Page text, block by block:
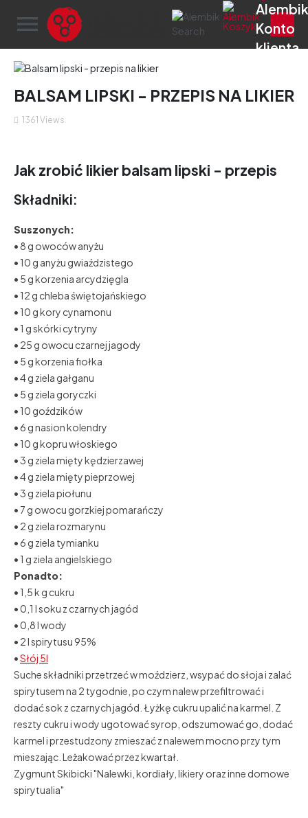
menu
BALSAM LIPSKI - PRZEPIS NA LIKIER
1361 Views
Jak zrobić likier balsam lipski - przepis
Składniki:
Suszonych:
• 8 g owoców anyżu
• 10 g anyżu gwiaździstego
• 5 g korzenia arcydzięgla
• 12 g chleba świętojańskiego
• 10 g kory cynamonu
• 1 g skórki cytryny
• 25 g owocu czarnej jagody
• 5 g korzenia fiołka
• 4 g ziela gałganu
• 5 g ziela goryczki
• 10 goździków
• 6 g nasion kolendry
• 10 g kopru włoskiego
• 3 g ziela mięty kędzierzawej
• 4 g ziela mięty pieprzowej
• 3 g ziela piołunu
• 7 g owocu gorzkiej pomarańczy
• 2 g ziela rozmarynu
• 6 g ziela tymianku
• 1 g ziela angielskiego
Ponadto:
• 1,5 k g cukru
• 0,1 l soku z czarnych jagód
• 0,8 l wody
• 2 l spirytusu 95%
•Słój 5l
Suche składniki przetrzeć w moździerz, wsypać do słoja i zalać
spirytusem na 2 tygodnie, po czym nalew przefiltrować i
dodać sok z czarnych jagód. Łyżkę cukru upalić na karmel. Z
reszty cukru i wody ugotować syrop, odszumować go, dodać
karmel i przestudzony zmieszać z nalewem mocno przy tym
mieszając. Leżakować przez kwartał.
Zygmunt Skibicki "Nalewki, kordiały, likiery oraz inne domowe
spirytualia"